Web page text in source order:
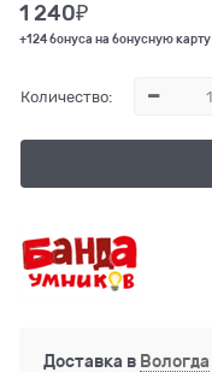
1 240₽
+124 бонуса на бонусную карту
Количество:
Доставка в Вологда